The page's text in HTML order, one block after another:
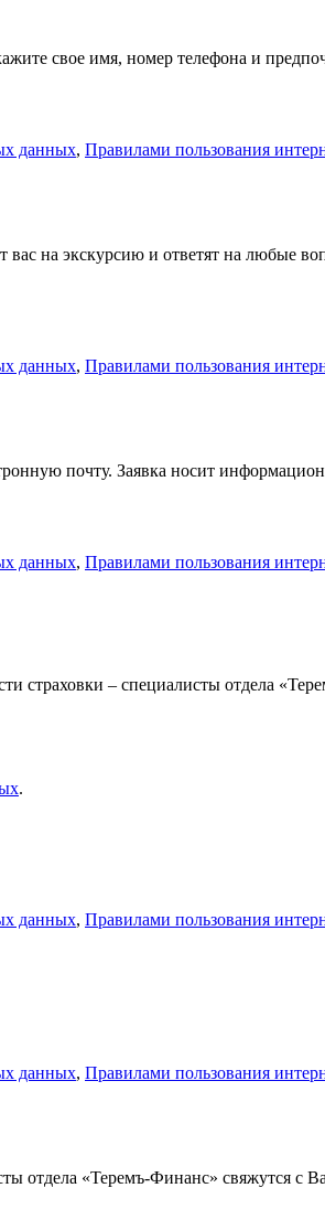
свое имя, номер телефона и
данных, Правилами пользования
на экскурсию и ответят на любые
данных, Правилами пользования
почту. Заявка носит
данных, Правилами пользования
страховки – специалисты отдела
.
данных, Правилами пользования
данных, Правилами пользования
отдела «Теремъ-Финанс» свяжутся